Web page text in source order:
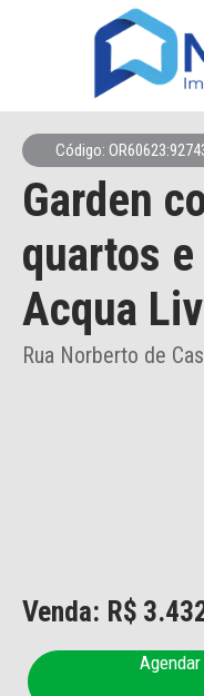
Código:
Garden
quartos
Acqua
Rua Norberto de
Venda: R$